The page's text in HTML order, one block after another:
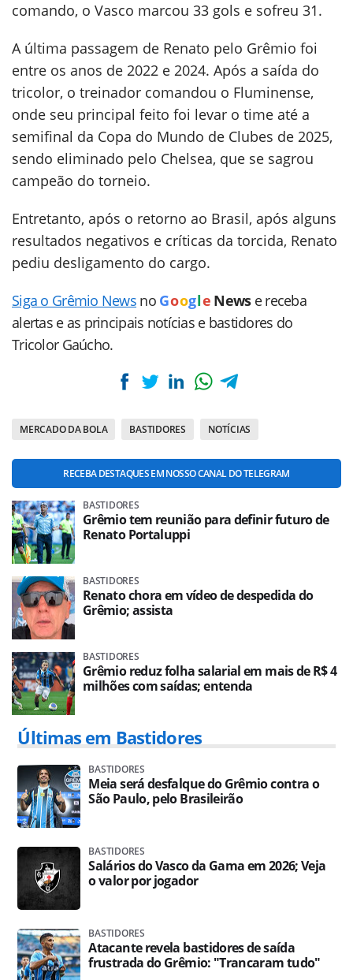
comando, o Vasco marcou 33 gols e sofreu 31.
A última passagem de Renato pelo Grêmio foi
entre os anos de 2022 e 2024. Após a saída do
tricolor, o treinador comandou o Fluminense,
onde seu principal feito foi levar o time até a
semifinal da Copa do Mundo de Clubes de 2025,
sendo eliminado pelo Chelsea, que se sagrou
campeão do torneio.
Entretanto, após o retorno ao Brasil, após alguns
resultados negativos e críticas da torcida, Renato
pediu desligamento do cargo.
Siga o Grêmio News no Goog le News e receba
alertas e as principais notícias e bastidores do
Tricolor Gaúcho.
MERCADO DA BOLA BASTIDORES NOTÍCIAS
RECEBA DESTAQUES EM NOSSO CANAL DO TELEGRAM
BASTIDORES
Grêmio tem reunião para definir futuro de
Renato Portaluppi
BASTIDORES
Renato chora em vídeo de despedida do
Grêmio; assista
BASTIDORES
Grêmio reduz folha salarial em mais de R$ 4
milhões com saídas; entenda
Últimas em Bastidores
BASTIDORES
Meia será desfalque do Grêmio contra o
São Paulo, pelo Brasileirão
BASTIDORES
Salários do Vasco da Gama em 2026; Veja
o valor por jogador
BASTIDORES
Atacante revela bastidores de saída
frustrada do Grêmio: "Trancaram tudo"